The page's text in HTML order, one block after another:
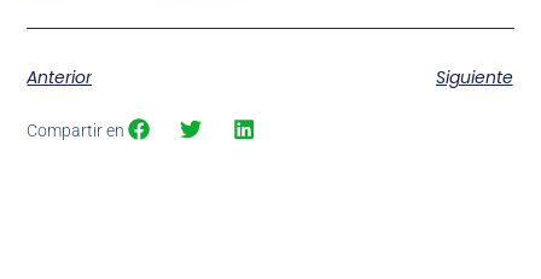
Anterior Siguiente
Compartir en